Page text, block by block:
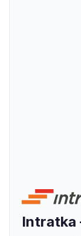
Intratka